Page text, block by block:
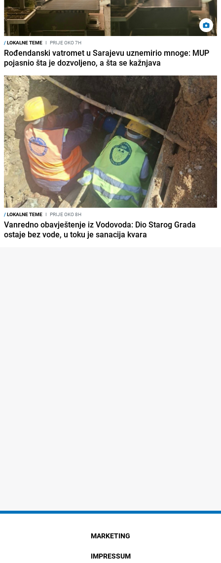
/LOKALNE TEME I PRIJE OKO 7H
Rođendanski vatromet u Sarajevu uznemirio mnoge: MUP
pojasnio šta je dozvoljeno, a šta se kažnjava
/LOKALNE TEME I PRIJE OKO 8H
Vanredno obavještenje iz Vodovoda: Dio Starog Grada
ostaje bez vode, u toku je sanacija kvara
MARKETING
IMPRESSUM